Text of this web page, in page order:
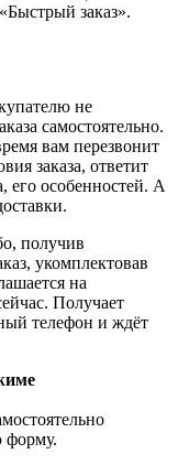
заказ».
не
самостоятельно.
вам перезвонит
заказа, ответит
его особенностей. А
получив
укомплектовав
на
Получает
телефон и ждёт
форму.